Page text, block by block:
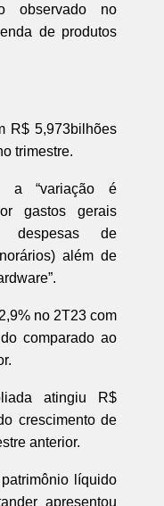
observado no
de produtos
R$ 5,973bilhões
trimestre.
a “variação é
gastos gerais
despesas de
além de
no 2T23 com
comparado ao
atingiu R$
crescimento de
anterior.
líquido
apresentou